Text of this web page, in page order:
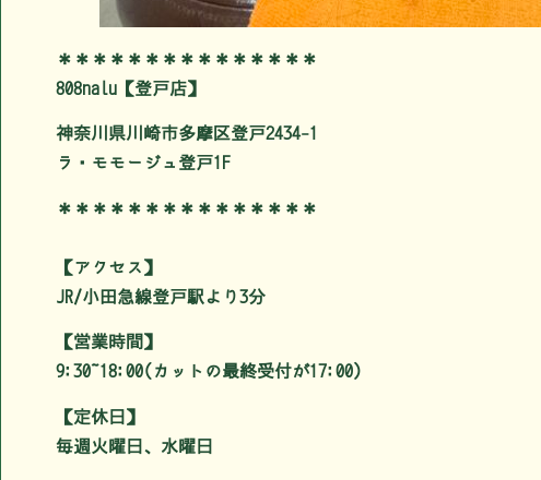
＊＊＊＊＊＊＊＊＊＊＊＊＊＊＊
808nalu【登戸店】
神奈川県川崎市多摩区登戸2434-1
ラ・モモージュ登戸1F
＊＊＊＊＊＊＊＊＊＊＊＊＊＊＊
【アクセス】
JR/小田急線登戸駅より3分
【営業時間】
9:30~18:00(カットの最終受付が17:00)
【定休日】
毎週火曜日、水曜日